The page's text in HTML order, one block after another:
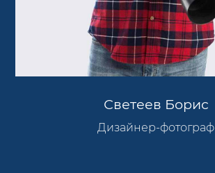
Светеев Борис
Дизайнер-фотограф